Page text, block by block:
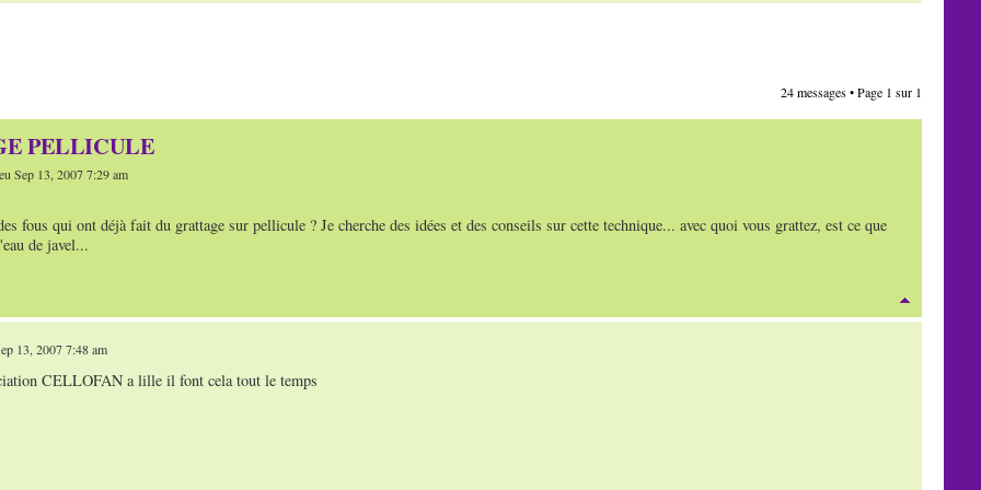
24 messages • Page 1 sur 1
PELLICULE
Sep 13, 2007 7:29 am
fous qui ont déjà fait du grattage sur pellicule ? Je cherche des idées et des conseils sur cette technique... avec quoi vous grattez, est ce que
de javel...
13, 2007 7:48 am
CELLOFAN a lille il font cela tout le temps